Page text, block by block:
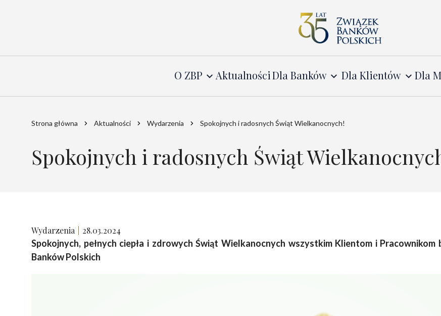
O ZBP AktualnościDla Banków Dla Klientów Dla
Strona główna Aktualności Wydarzenia Spokojnych i radosnych Świąt Wielkanocnych!
Spokojnych i radosnych Świąt
Wydarzenia 28.03.2024
Spokojnych, pełnych ciepła i zdrowych Świąt Wielkanocnych wszystkim Klientom i
Banków Polskich